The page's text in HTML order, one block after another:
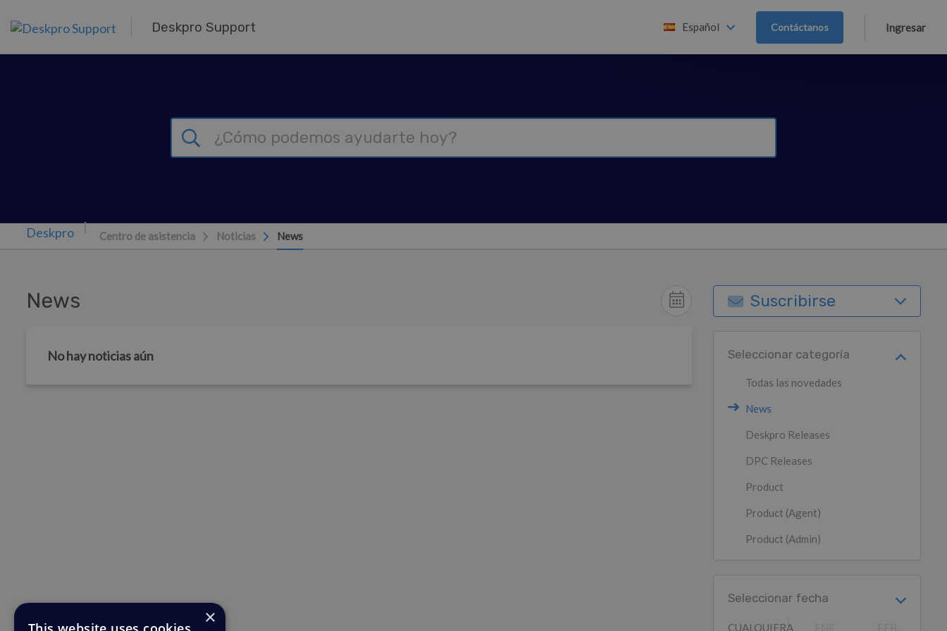
Deskpro Support Español Contáctanos Ingresar
Centro de asistencia Noticias News
News
No hay noticias aún
Suscribirse
Seleccionar categoría
Todas las novedades
News
Deskpro Releases
DPC Releases
Product
Product (Agent)
Product (Admin)
Seleccionar fecha
CUALQUIERA
×